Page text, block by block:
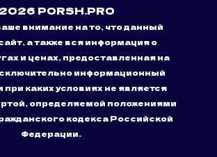
PORSH.PRO
внимание на то, что данный
а также вся информация о
и ценах, предоставленная на
информационный
при каких условиях не является
определяемой положениями
кодекса Российской
Федерации.